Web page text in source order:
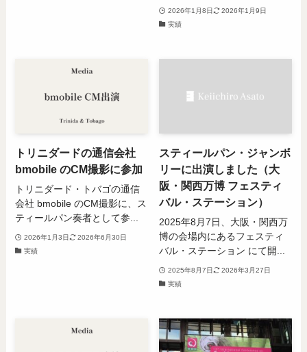
2026年1月8日
2026年1月9日
実績
トリニダードの通信会社
bmobile のCM撮影に参加
トリニダード・トバゴの通信
会社 bmobile のCM撮影に、ス
ティールパン奏者として参...
2026年1月3日
2026年6月30日
実績
スティールパン・ジャンボ
リーに出演しました（大
阪・関西万博 フェスティ
バル・ステーション）
2025年8月7日、大阪・関西万
博の会場内にあるフェスティ
バル・ステーション にて開...
2025年8月7日
2026年3月27日
実績